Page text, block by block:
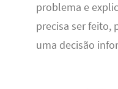
problema e
precisa ser feito,
uma decisão